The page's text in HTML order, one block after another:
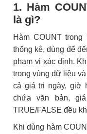
1. Hàm
là gì?
Hàm COUNT
thống kê, dùng để
phạm vi xác định.
trong vùng dữ liệu
cả giá trị ngày, giờ
chứa văn bản,
TRUE/FALSE đều
Khi dùng hàm